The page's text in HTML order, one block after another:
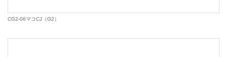
CG2-06マコCJ（G2）